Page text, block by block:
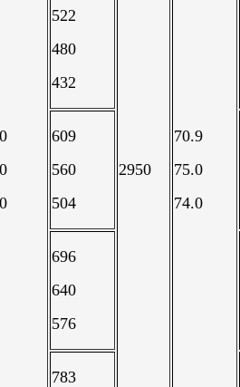
2950
70.9
75.0
74.0
522
480
432
609
560
504
696
640
576
783